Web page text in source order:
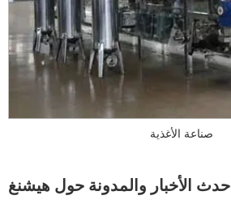
صناعة الأغذية
أحدث الأخبار والمدونة حول هيشنغ